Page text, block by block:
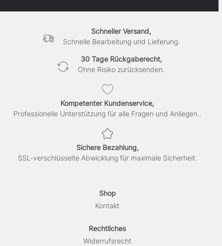
Schneller Versand,
Schnelle Bearbeitung und Lieferung.
30 Tage Rückgaberecht,
Ohne Risiko zurücksenden.
Kompetenter Kundenservice,
Professionelle Unterstützung für alle Fragen und Anliegen..
Sichere Bezahlung,
SSL-verschlüsselte Abwicklung für maximale Sicherheit.
Shop
Kontakt
Rechtliches
Widerrufs­recht